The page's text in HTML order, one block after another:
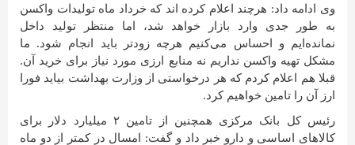
وی ادامه داد: هرچند اعلام کرده اند که خرداد ماه تولیدات واکسن
به طور جدی وارد بازار خواهد شد، اما منتظر تولید داخل
نمانده‌ایم و احساس می‌کنیم هرچه زودتر باید انجام شود. ما
مشکل تهیه واکسن نداریم نه منابع ارزی مورد نیاز برای خرید آن.
قبلا هم اعلام کردم که هر درخواستی از وزارت بهداشت بیاید فورا
ارز آن را تامین خواهیم کرد.
رئیس کل بانک مرکزی همچنین از تامین ۲ میلیارد دلار برای
کالاهای اساسی و دارو خبر داد و گفت: امسال در کمتر از دو ماه